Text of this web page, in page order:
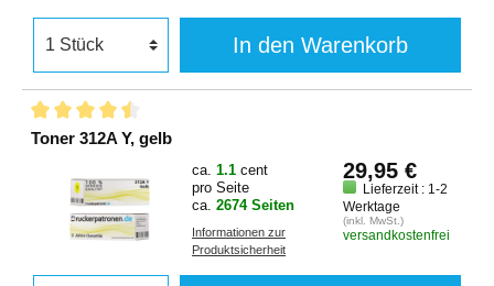
In den Warenkorb
Toner 312A Y, gelb
ca. 1.1 cent
pro Seite
ca. 2674 Seiten
Informationen zur
Produktsicherheit
29,95 €
Lieferzeit : 1-2
Werktage
(inkl. MwSt.)
versandkostenfrei